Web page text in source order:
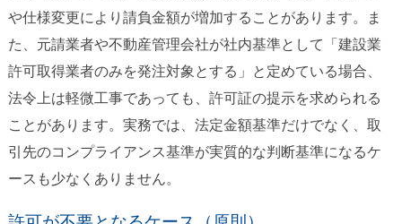
や仕様変更により請負金額が増加することがあります。ま
た、元請業者や不動産管理会社が社内基準として「建設業
許可取得業者のみを発注対象とする」と定めている場合、
法令上は軽微工事であっても、許可証の提示を求められる
ことがあります。実務では、法定金額基準だけでなく、取
引先のコンプライアンス基準が実質的な判断基準になるケ
ースも少なくありません。